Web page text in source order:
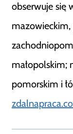
obserwuje się
małopolskim;
pomorskim i